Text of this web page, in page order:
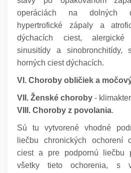
operáciách na dolných
hypertrofické zápaly a
dýchacích ciest, alergické
sinusitídy a sinobronchitídy,
horných ciest dýchacích.
VI. Choroby obličiek a
VII. Ženské choroby -
VIII. Choroby z povolania.
Sú tu vytvorené vhodné
liečbu chronických ochorení
ciest a pre podpornú liečbu
všetky tieto ochorenia, s